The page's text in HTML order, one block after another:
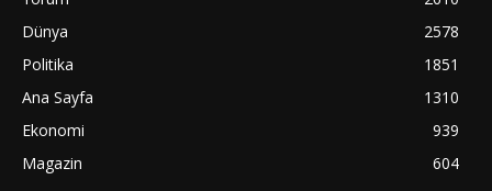
Dünya
2578
Politika
1851
Ana Sayfa
1310
Ekonomi
939
Magazin
604